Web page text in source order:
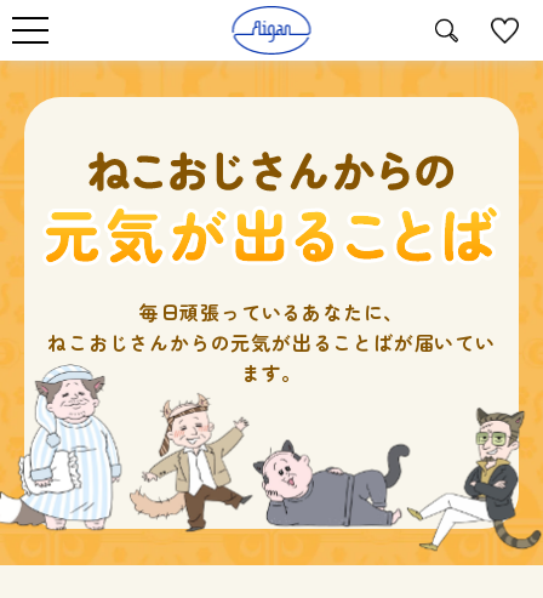
毎日頑張っているあなたに、
ねこおじさんからの元気が出ることばが届いてい
ます。